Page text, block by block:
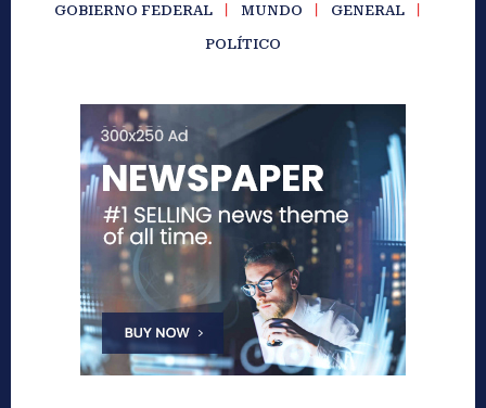
GOBIERNO FEDERAL MUNDO GENERAL
POLÍTICO